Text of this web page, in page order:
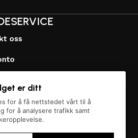
oss
betingelser
er ditt
for å få nettstedet vårt til å
for å analysere trafikk samt